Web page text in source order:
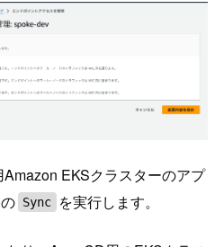
EKSクラスターのアプ
Sync を実行します。